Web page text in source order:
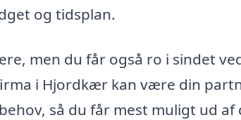
og tidsplan.
men du får også ro i sindet
i Hjordkær kan være din
så du får mest muligt ud af